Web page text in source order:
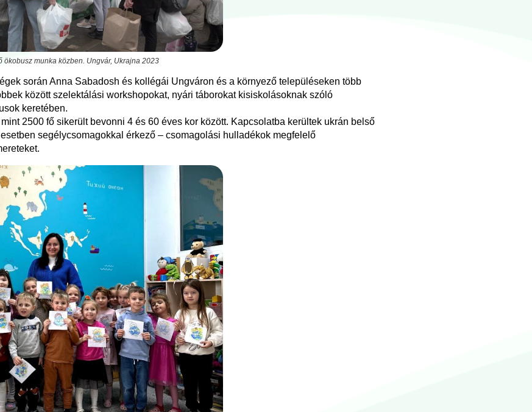
ökobusz munka közben. Ungvár, Ukrajna 2023
során Anna Sabadosh és kollégái Ungváron és a környező településeken több
között szelektálási workshopokat, nyári táborokat kisiskolásoknak szóló
keretében.
2500 fő sikerült bevonni 4 és 60 éves kor között. Kapcsolatba kerültek ukrán belső
segélycsomagokkal érkező – csomagolási hulladékok megfelelő